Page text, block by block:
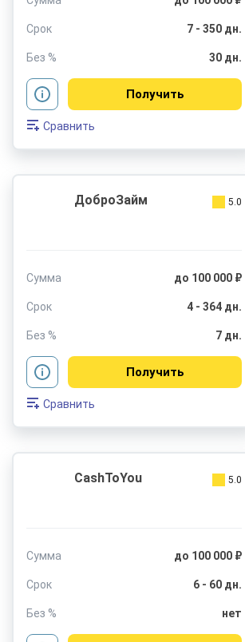
Срок 7 - 350 дн.
Без % 30 дн.
Получить
Сравнить
ДоброЗайм 5.0
Сумма до 100 000 ₽
Срок 4 - 364 дн.
Без % 7 дн.
Получить
Сравнить
CashToYou 5.0
Сумма до 100 000 ₽
Срок 6 - 60 дн.
Без % нет